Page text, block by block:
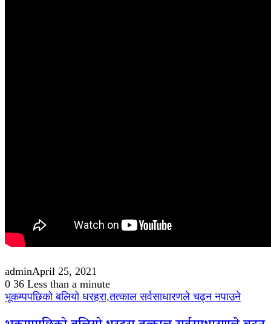
adminApril 25, 2021
0 36 Less than a minute
भूकम्पपछिको बलियो धरहरा,तत्काल सर्वसाधारणले चढ्न नपाउने